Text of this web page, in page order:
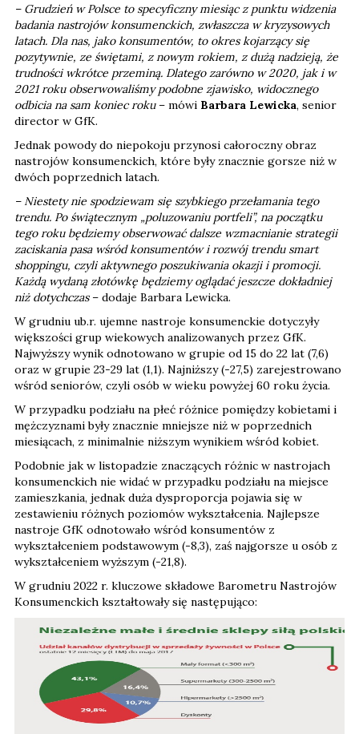
– Grudzień w Polsce to specyficzny miesiąc z punktu widzenia
badania nastrojów konsumenckich, zwłaszcza w kryzysowych
latach. Dla nas, jako konsumentów, to okres kojarzący się
pozytywnie, ze świętami, z nowym rokiem, z dużą nadzieją, że
trudności wkrótce przeminą. Dlatego zarówno w 2020, jak i w
2021 roku obserwowaliśmy podobne zjawisko, widocznego
odbicia na sam koniec roku– mówi Barbara Lewicka, senior
director w GfK.
Jednak powody do niepokoju przynosi całoroczny obraz
nastrojów konsumenckich, które były znacznie gorsze niż w
dwóch poprzednich latach.
– Niestety nie spodziewam się szybkiego przełamania tego
trendu. Po świątecznym „poluzowaniu portfeli”, na początku
tego roku będziemy obserwować dalsze wzmacnianie strategii
zaciskania pasa wśród konsumentów i rozwój trendu smart
shoppingu, czyli aktywnego poszukiwania okazji i promocji.
Każdą wydaną złotówkę będziemy oglądać jeszcze dokładniej
niż dotychczas– dodaje Barbara Lewicka.
W grudniu ub.r. ujemne nastroje konsumenckie dotyczyły
większości grup wiekowych analizowanych przez GfK.
Najwyższy wynik odnotowano w grupie od 15 do 22 lat (7,6)
oraz w grupie 23-29 lat (1,1). Najniższy (-27,5) zarejestrowano
wśród seniorów, czyli osób w wieku powyżej 60 roku życia.
W przypadku podziału na płeć różnice pomiędzy kobietami i
mężczyznami były znacznie mniejsze niż w poprzednich
miesiącach, z minimalnie niższym wynikiem wśród kobiet.
Podobnie jak w listopadzie znaczących różnic w nastrojach
konsumenckich nie widać w przypadku podziału na miejsce
zamieszkania, jednak duża dysproporcja pojawia się w
zestawieniu różnych poziomów wykształcenia. Najlepsze
nastroje GfK odnotowało wśród konsumentów z
wykształceniem podstawowym (-8,3), zaś najgorsze u osób z
wykształceniem wyższym (-21,8).
W grudniu 2022 r. kluczowe składowe Barometru Nastrojów
Konsumenckich kształtowały się następująco: